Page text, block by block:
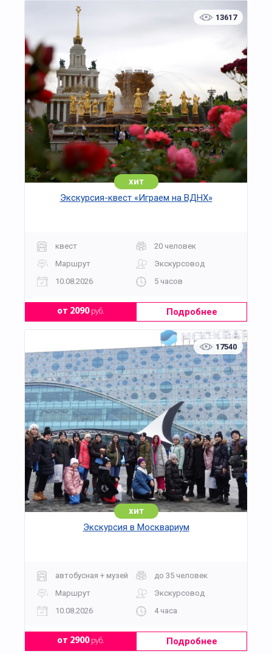
13617
хит
Экскурсия-квест «Играем на ВДНХ»
квест
20 человек
Маршрут
Экскурсовод
10.08.2026
5 часов
от 2090руб. Подробнее
17540
хит
Экскурсия в Москвариум
автобусная + музей
до 35 человек
Маршрут
Экскурсовод
10.08.2026
4 часа
от 2900руб. Подробнее